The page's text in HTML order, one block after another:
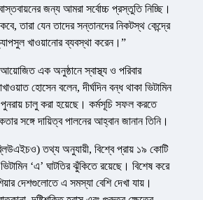
জন্য আমরা সর্বোচ্চ প্রস্তুতি নিচ্ছি।
তারা যেন তাদের সন্তানদের নিকটস্থ কেন্দ্রে
খাওয়ানোর ব্যবস্থা করেন।”
আয়োজিত এক অনুষ্ঠানে স্বাস্থ্য ও পরিবার
হোসেন বলেন, দীর্ঘদিন বন্ধ থাকা ভিটামিন
চালু করা হয়েছে। কর্মসূচি সফল করতে
সঙ্গে দায়িত্ব পালনের আহ্বান জানান তিনি।
তথ্য অনুযায়ী, বিশ্বে প্রায় ১৯ কোটি
‘এ’ ঘাটতির ঝুঁকিতে রয়েছে। বিশেষ করে
দেশগুলোতে এ সমস্যা বেশি দেখা যায়।